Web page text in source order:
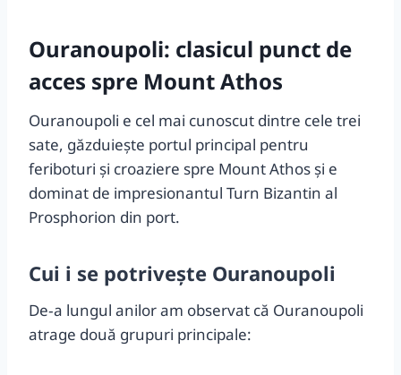
Ouranoupoli: clasicul punct de
acces spre Mount Athos
Ouranoupoli e cel mai cunoscut dintre cele trei
sate, găzduiește portul principal pentru
feriboturi și croaziere spre Mount Athos și e
dominat de impresionantul Turn Bizantin al
Prosphorion din port.
Cui i se potrivește Ouranoupoli
De‑a lungul anilor am observat că Ouranoupoli
atrage două grupuri principale: